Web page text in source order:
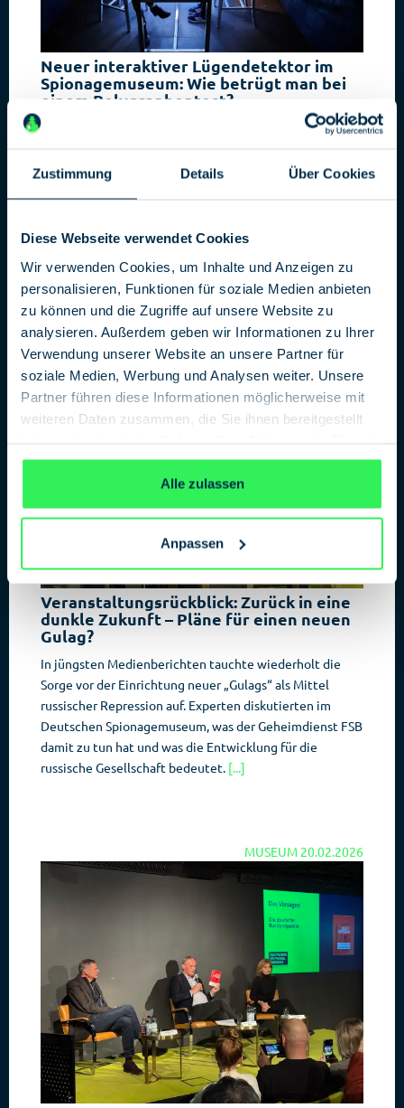
Zustimmung Details Über Cookies
Diese Webseite verwendet Cookies
Wir verwenden Cookies, um Inhalte und Anzeigen zu
personalisieren, Funktionen für soziale Medien anbieten
zu können und die Zugriffe auf unsere Website zu
analysieren. Außerdem geben wir Informationen zu Ihrer
Verwendung unserer Website an unsere Partner für
soziale Medien, Werbung und Analysen weiter. Unsere
Partner führen diese Informationen möglicherweise mit
weiteren Daten zusammen, die Sie ihnen bereitgestellt
gesammelt haben.Datenschutzerklärung
Alle zulassen
Anpassen
Neuer interaktiver Lügendetektor im
Spionagemuseum: Wie betrügt man bei
einem Polygraphentest?
Die Erfahrung, bei einem Lügendetektortest unter die
Deutschen Spionagemuseums nun in einer aufwändig
Tipps, wie Geheimdienste ihre Spione trainieren, um
MUSEUM13.03.2026
Veranstaltungsrückblick: Zurück in eine
dunkle Zukunft – Pläne für einen neuen
Gulag?
In jüngsten Medienberichten tauchte wiederholt die
Sorge vor der Einrichtung neuer „Gulags“ als Mittel
russischer Repression auf. Experten diskutierten im
Deutschen Spionagemuseum, was der Geheimdienst FSB
damit zu tun hat und was die Entwicklung für die
russische Gesellschaft bedeutet. [...]
MUSEUM 20.02.2026